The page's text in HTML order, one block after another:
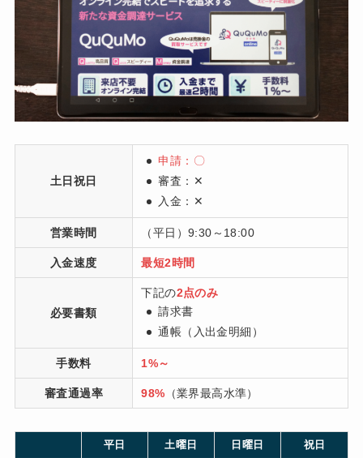
土日祝日
申請：〇
審査： ✕
入金： ✕
営業時間 （平日）9:30～18:00
入金速度 最短2時間
必要書類
下記の2点のみ
請求書
通帳（入出金明細）
手数料 1%～
審査通過率 98% （業界最高水準）
平日 土曜日 日曜日 祝日